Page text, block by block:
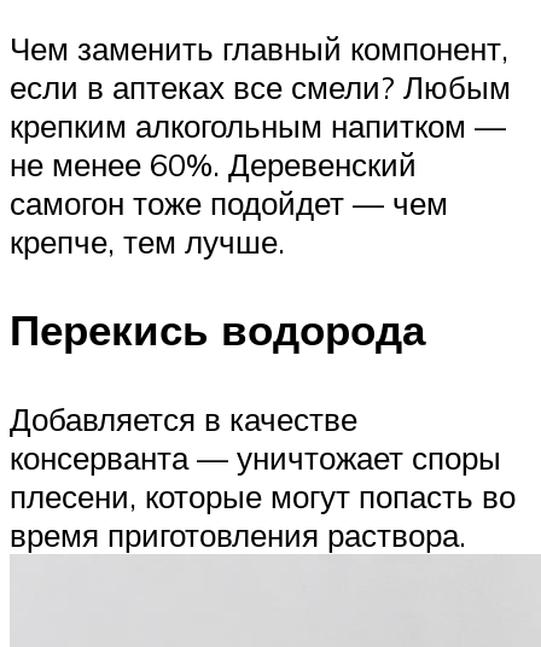
Чем заменить главный компонент,
если в аптеках все смели? Любым
крепким алкогольным напитком —
не менее 60%. Деревенский
самогон тоже подойдет — чем
крепче, тем лучше.
Перекись водорода
Добавляется в качестве
консерванта — уничтожает споры
плесени, которые могут попасть во
время приготовления раствора.